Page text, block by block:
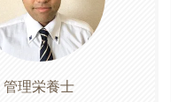
管理栄養士